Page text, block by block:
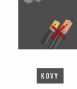
KOVY